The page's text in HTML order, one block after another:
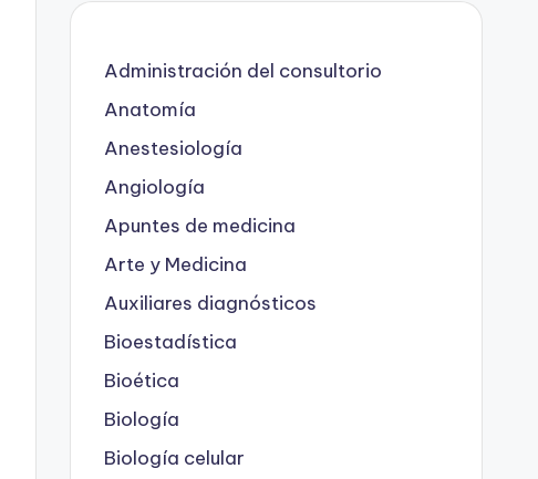
Administración del consultorio
Anatomía
Anestesiología
Angiología
Apuntes de medicina
Arte y Medicina
Auxiliares diagnósticos
Bioestadística
Bioética
Biología
Biología celular